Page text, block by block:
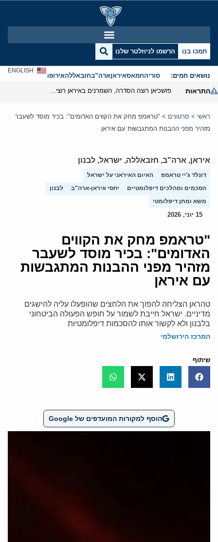
תמכו בנו הרשמו לניוזלטר שלנו
נושאים חמים: סוריהחמאסאיראןארה”בחזבאללהאירופהאנטישמיות
ENGLISH
התראות
ראשי > סרטונים > "טראמפ מחק את הקווים האדומים": בכיר מוסד לשעבר
מזהיר מפני ההבנות המתגבשות עם איראן
איראן, ארה"ב, חזבאללה, ישראל, לבנון
דונלד ג'יי טראמפ
האיום האיראני על ישראל
הסכמים ומהלכים דיפלומטיים
יחסי איראן-ארה"ב
לבנון
משא ומתן דיפלומטי
15 יוני, 2026
"טראמפ מחק את הקווים
האדומים": בכיר מוסד לשעבר
מזהיר מפני ההבנות המתגבשות
עם איראן
טהראן הצליחה להפוך את הלחצים שהופעלו עליה להישגים
מדיניים. ישראל חייבת לשמור על חופש הפעולה הביטחוני
בלבנון ולא לקשור אותו להסכמות דיפלומטיות
המרכז הירושלמי
שיתוף
הוסף למקורות המועדפים של Google